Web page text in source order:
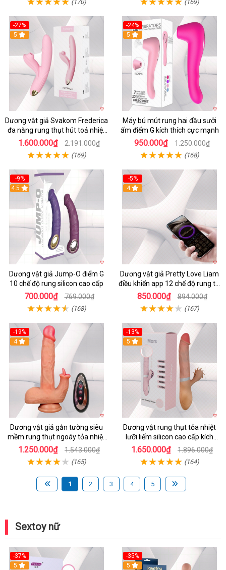
(170) (169)
-27%
5
Dương vật giả Svakom Frederica
đa năng rung thụt hút toả nhiệt
siêu phê
1.600.000₫ 2.191.000₫
(169)
-24%
5
Máy bú mút rung hai đầu sưởi
ấm điểm G kích thích cực mạnh
950.000₫ 1.250.000₫
(168)
-9%
4.5
Dương vật giả Jump-O điểm G
10 chế độ rung silicon cao cấp
700.000₫ 769.000₫
(168)
-5%
4
Dương vật giả Pretty Love Liam
điều khiển app 12 chế độ rung tai
thỏ siêu hot
850.000₫ 894.000₫
(167)
-19%
4
Dương vật giả gắn tường siêu
mềm rung thụt ngoáy tỏa nhiệt
tăng khoái cảm
1.250.000₫ 1.543.000₫
(165)
-13%
5
Dương vật rung thụt tỏa nhiệt
lưỡi liếm silicon cao cấp kích
thích tối đa
1.650.000₫ 1.896.000₫
(164)
1 2 3 4 5
Sextoy nữ
-37%
5
-35%
5